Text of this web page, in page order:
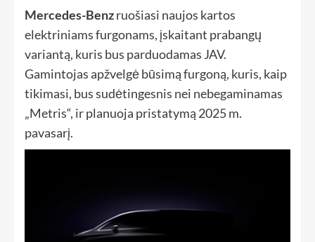
Mercedes-Benzruošiasi naujos kartos
elektriniams furgonams, įskaitant prabangų
variantą, kuris bus parduodamas JAV.
Gamintojas apžvelgė būsimą furgoną, kuris, kaip
tikimasi, bus sudėtingesnis nei nebegaminamas
„Metris“, ir planuoja pristatymą 2025 m.
pavasarį.